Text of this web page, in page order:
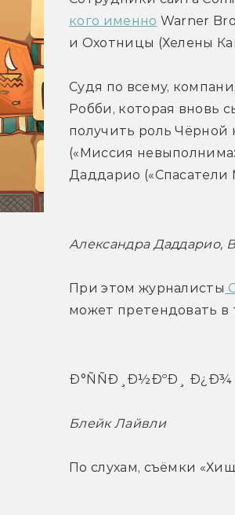
кого именно Warner
и Охотницы (Хелены
Судя по всему,
Робби, которая вновь
получить роль Чёрной
(«Миссия
Даддарио («Спасатели
Александра Даддарио,
При этом журналисты
может претендовать в
Ð°ÑÑÐ¸Ð½ÐºÐ¸ Ð¿Ð¾
Блейк Лайвли
По слухам, съёмки